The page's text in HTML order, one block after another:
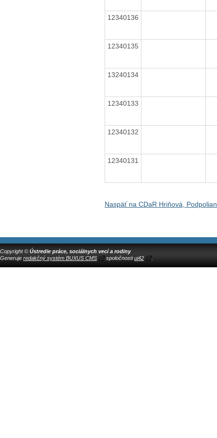
12340136
12340135
13240134
12340133
12340132
12340131
Naspäť na CDaR Hriňová,
Copyright © Ústredie práce, sociálnych vecí a rodiny
Generuje redakčný systém BUXUS CMS spoločnostiui42